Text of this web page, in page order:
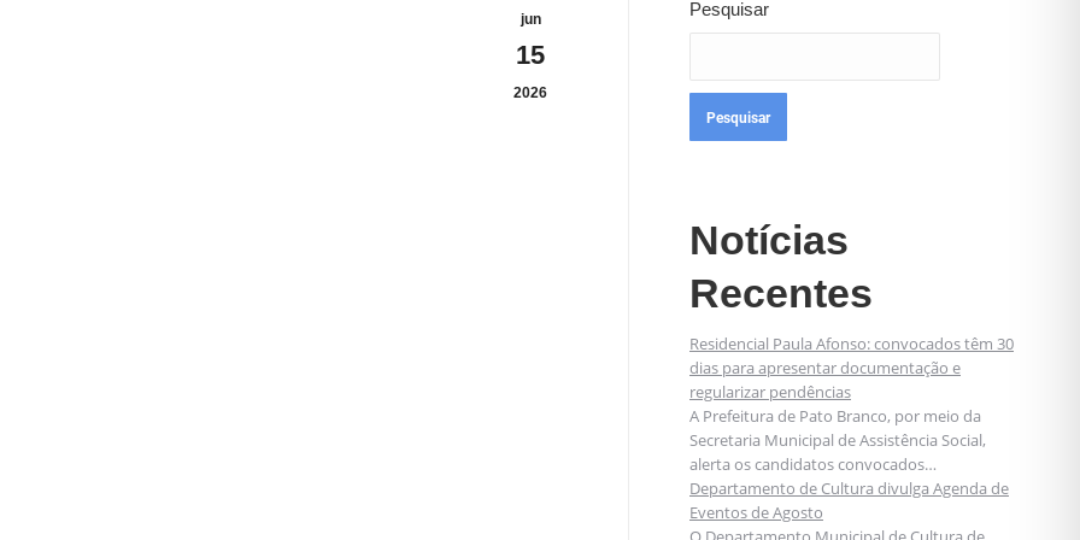
jun
15
2026
Pesquisar
Pesquisar
Notícias
Recentes
Residencial Paula Afonso: convocados têm 30
dias para apresentar documentação e
regularizar pendências
A Prefeitura de Pato Branco, por meio da
Secretaria Municipal de Assistência Social,
alerta os candidatos convocados…
Departamento de Cultura divulga Agenda de
Eventos de Agosto